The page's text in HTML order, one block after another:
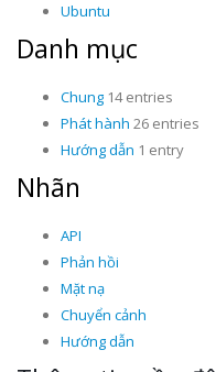
Ubuntu
Danh mục
Chung 14 entries
Phát hành 26 entries
Hướng dẫn 1 entry
Nhãn
API
Phản hồi
Mặt nạ
Chuyển cảnh
Hướng dẫn